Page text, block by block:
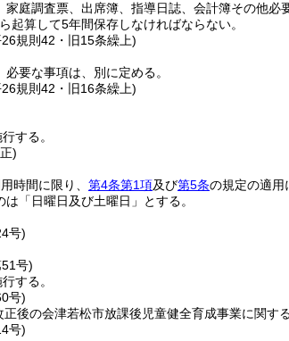
庭調査票、出席簿、指導日誌、会計簿その他必
起算して5年間保存しなければならない。
規則42・旧15条繰上)
要な事項は、別に定める。
規則42・旧16条繰上)
する。
)
時間に限り、 第4条第1項及び第5条の規定の適用
「日曜日及び土曜日」とする。
号)
号)
する。
号)
後の会津若松市放課後児童健全育成事業に関す
号)